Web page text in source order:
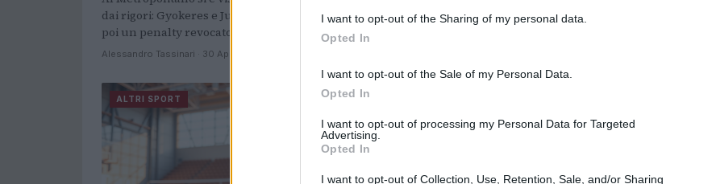
I want to opt-out of the Sharing of my personal data.
Opted In
I want to opt-out of the Sale of my Personal Data.
Opted In
I want to opt-out of processing my Personal Data for Targeted
Advertising.
Opted In
I want to opt-out of Collection, Use, Retention, Sale, and/or Sharing
dai rigori: Gyokeres e Julián Álvarez dal dischetto,
poi un penalty revocato…
Alessandro Tassinari · 30 Apr 2026
scelte di calendario, l'obiettivo è ritrovare il…
ALTRI SPORT